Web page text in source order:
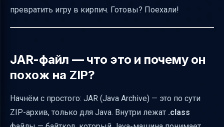
Можно ли найти исходники плагина на
GitHub или Bitbucket?
локализации текста
Насколько реально менять только текст
плагина и какие сложности могут
Важные аспекты локализации в плагинах
превратить игру в кирпич. Готовы? Поехали!
JAR-файл — что это и почему он
похож на ZIP?
Начнём с простого: JAR (Java Archive) — это по сути
ZIP-архив, только для Java. Внутри лежат .class